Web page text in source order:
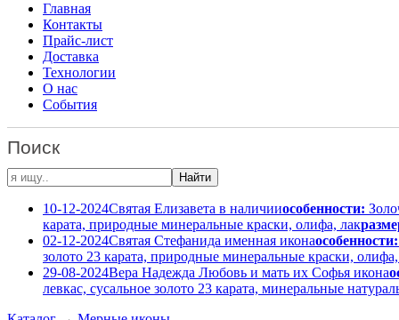
Главная
Контакты
Прайс-лист
Доставка
Технологии
О нас
События
Поиск
10-12-2024Святая Елизавета в наличииособенности:
карата, природные минеральные краски, олифа, лак
02-12-2024Святая Стефанида именная иконаособенности:
золото 23 карата, природные минеральные краски,
29-08-2024Вера Надежда Любовь и мать их Софья икона
левкас, сусальное золото 23 карата, минеральные